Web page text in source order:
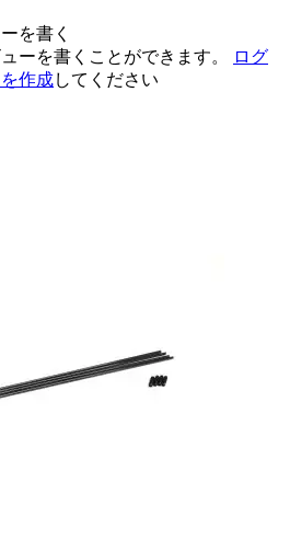
を書く
ーを書くことができます。
ログ
作成してください